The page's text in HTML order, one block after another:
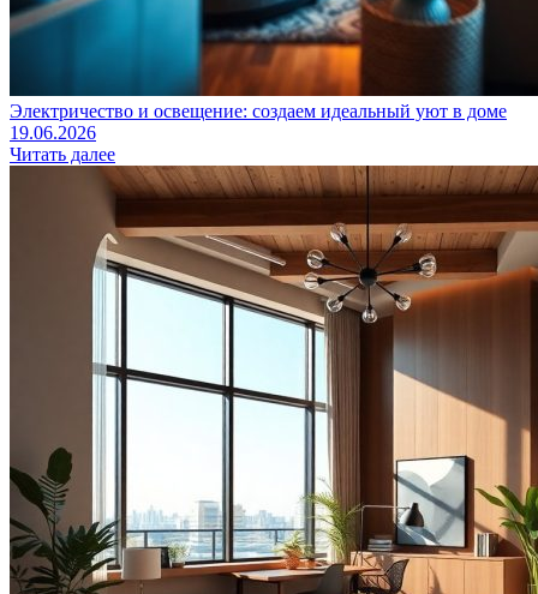
Электричество и освещение: создаем идеальный уют в доме
19.06.2026
Читать далее